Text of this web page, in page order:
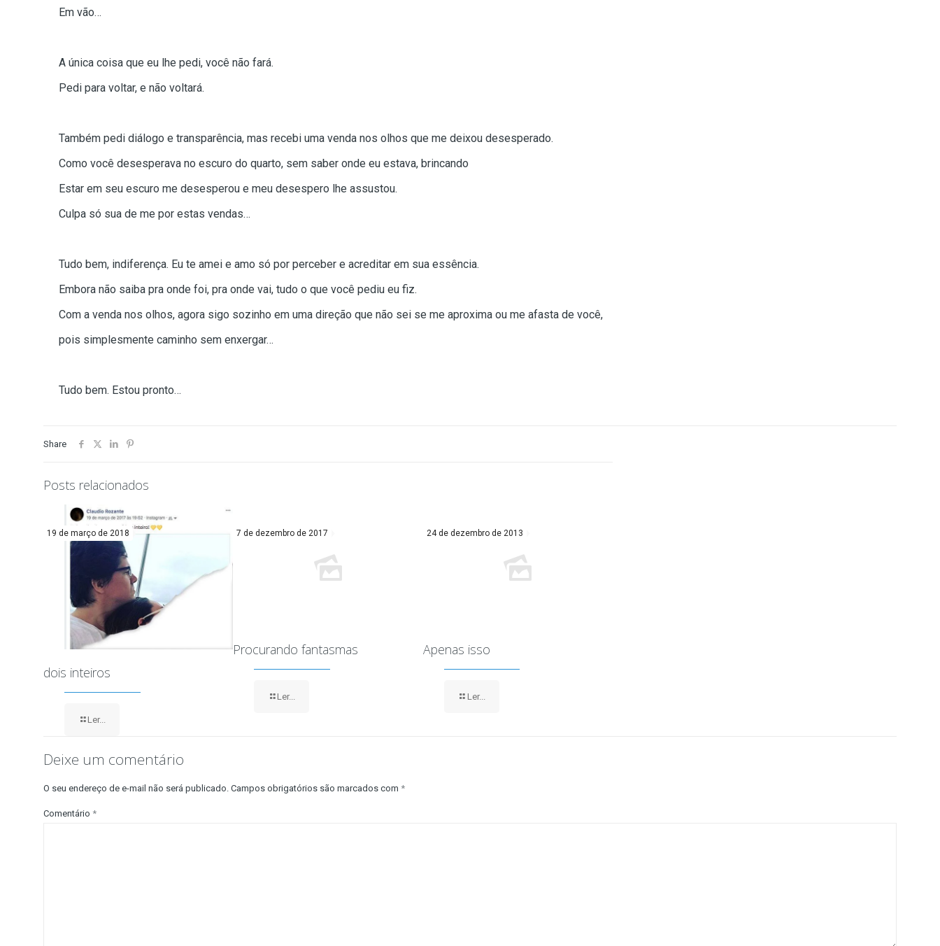
Em vão…
A única coisa que eu lhe pedi, você não fará.
Pedi para voltar, e não voltará.
Também pedi diálogo e transparência, mas recebi uma venda nos olhos que me deixou desesperado.
Como você desesperava no escuro do quarto, sem saber onde eu estava, brincando
Estar em seu escuro me desesperou e meu desespero lhe assustou.
Culpa só sua de me por estas vendas…
Tudo bem, indiferença. Eu te amei e amo só por perceber e acreditar em sua essência.
Embora não saiba pra onde foi, pra onde vai, tudo o que você pediu eu fiz.
Com a venda nos olhos, agora sigo sozinho em uma direção que não sei se me aproxima ou me afasta de você,
pois simplesmente caminho sem enxergar…
Tudo bem. Estou pronto…
Share
Posts relacionados
19 de março de 2018
dois inteiros
Ler...
7 de dezembro de 2017
Procurando fantasmas
Ler...
24 de dezembro de 2013
Apenas isso
Ler...
Deixe um comentário
O seu endereço de e-mail não será publicado. Campos obrigatórios são marcados com *
Comentário *